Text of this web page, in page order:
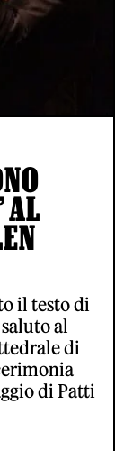
AL
il testo di
al
di
di Patti